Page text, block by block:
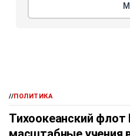
//ПОЛИТИКА
Тихоокеанский